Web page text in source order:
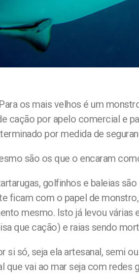
os mais velhos é um
cação por apelo comercial e
por medida de
são os que o encaram
golfinhos e baleias
ficam com o papel de
mesmo. Isto já levou várias
que cação) e raias sendo
si só, seja ela artesanal, semi
que vai ao mar seja com redes